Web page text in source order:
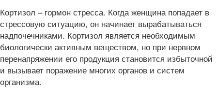
Кортизол – гормон стресса. Когда женщина попадает в
стрессовую ситуацию, он начинает вырабатываться
надпочечниками. Кортизол является необходимым
биологически активным веществом, но при нервном
перенапряжении его продукция становится избыточной
и вызывает поражение многих органов и систем
организма.